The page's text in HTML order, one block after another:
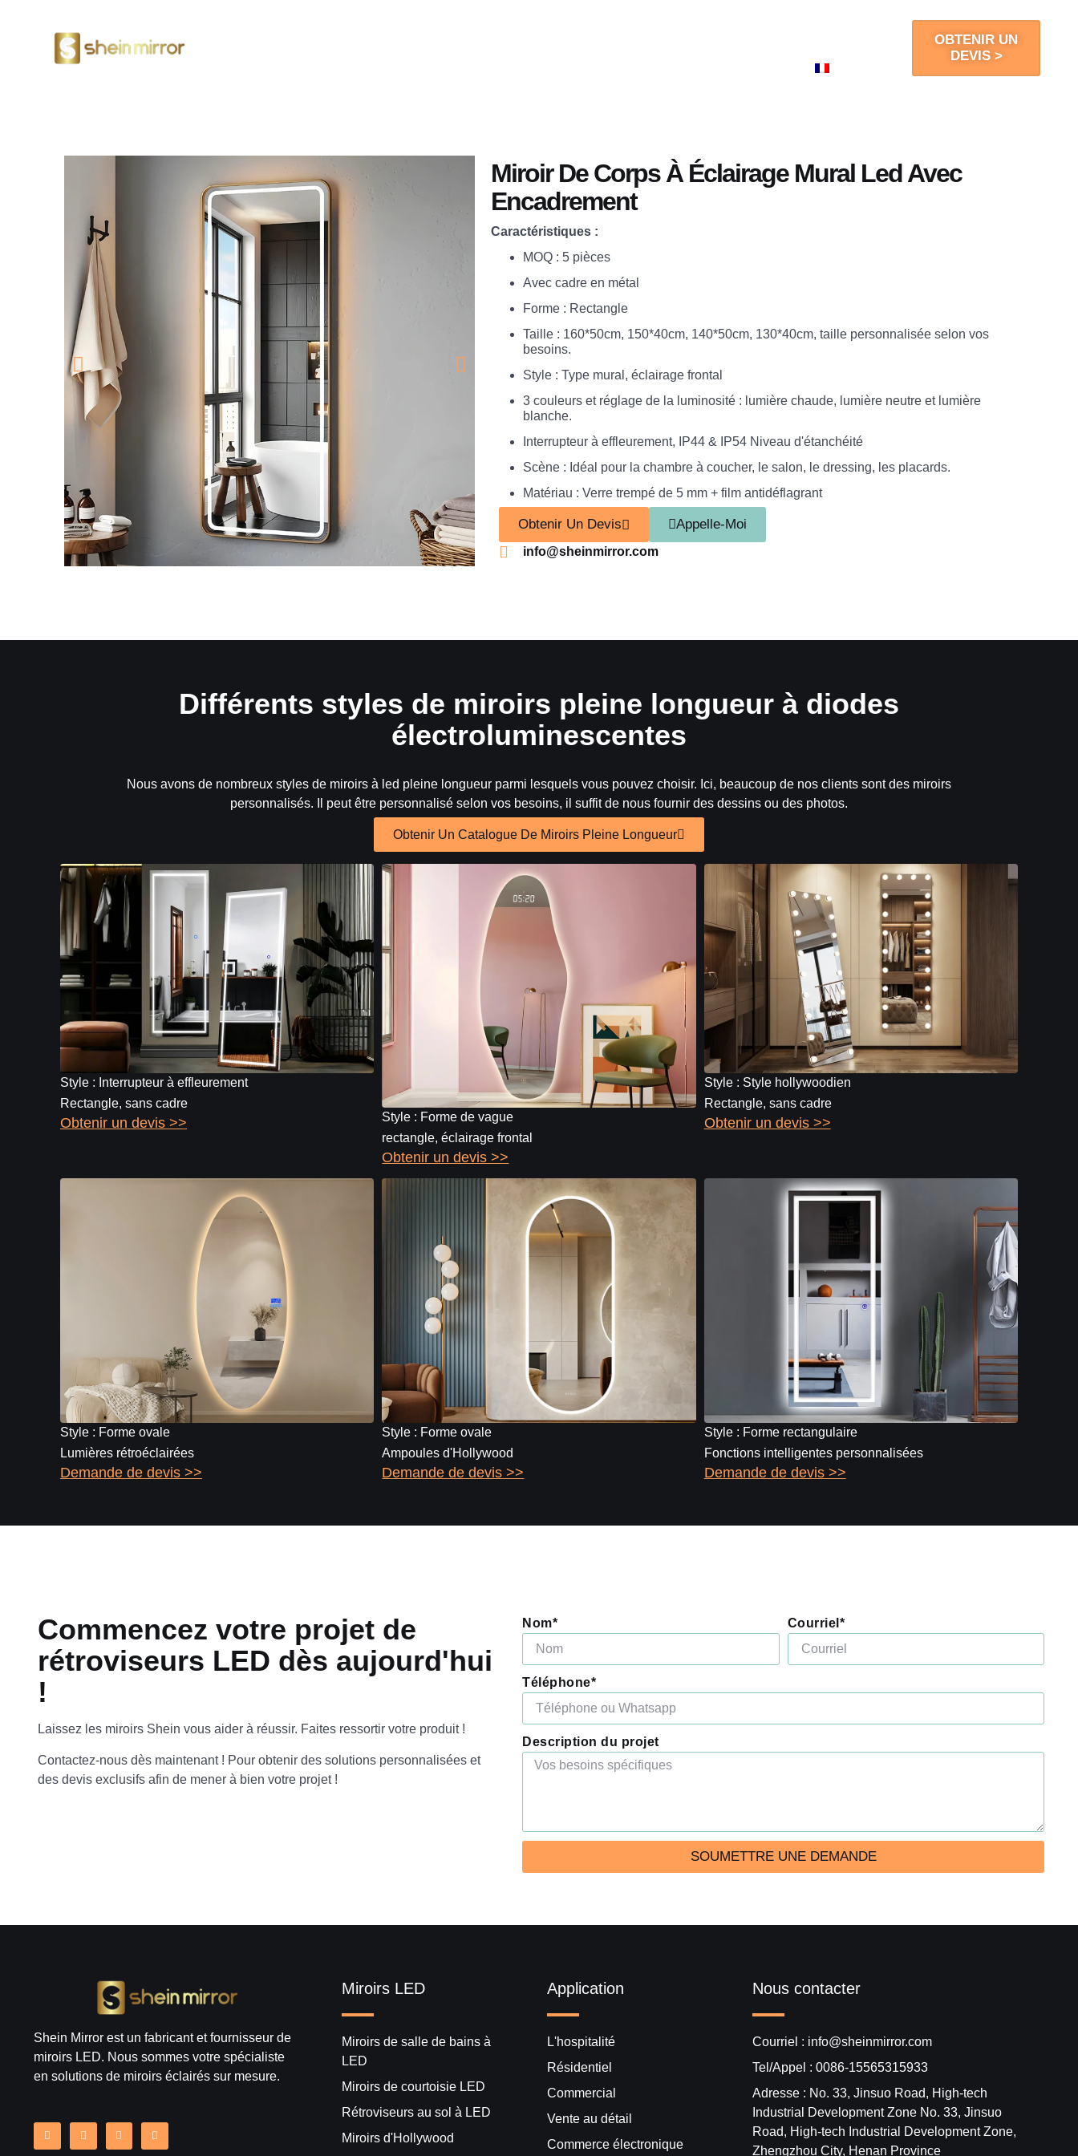
OBTENIR UN
DEVIS >
Miroir De Corps À Éclairage Mural Led Avec
Encadrement
Caractéristiques :
MOQ : 5 pièces
Avec cadre en métal
Forme : Rectangle
Taille : 160*50cm, 150*40cm, 140*50cm, 130*40cm, taille personnalisée selon vos
besoins.
Style : Type mural, éclairage frontal
3 couleurs et réglage de la luminosité : lumière chaude, lumière neutre et lumière
blanche.
Interrupteur à effleurement, IP44 & IP54 Niveau d'étanchéité
Scène : Idéal pour la chambre à coucher, le salon, le dressing, les placards.
Matériau : Verre trempé de 5 mm + film antidéflagrant
Obtenir Un Devis Appelle-Moi
info@sheinmirror.com
Différents styles de miroirs pleine longueur à diodes
électroluminescentes
Nous avons de nombreux styles de miroirs à led pleine longueur parmi lesquels vous pouvez choisir. Ici, beaucoup de nos clients sont des miroirs
personnalisés. Il peut être personnalisé selon vos besoins, il suffit de nous fournir des dessins ou des photos.
Obtenir Un Catalogue De Miroirs Pleine Longueur
Style : Interrupteur à effleurement
Rectangle, sans cadre
Obtenir un devis >>
Style : Forme de vague
rectangle, éclairage frontal
Obtenir un devis >>
Style : Style hollywoodien
Rectangle, sans cadre
Obtenir un devis >>
Style : Forme ovale
Lumières rétroéclairées
Demande de devis >>
Style : Forme ovale
Ampoules d'Hollywood
Demande de devis >>
Style : Forme rectangulaire
Fonctions intelligentes personnalisées
Demande de devis >>
Commencez votre projet de
rétroviseurs LED dès aujourd'hui
!
Laissez les miroirs Shein vous aider à réussir. Faites ressortir votre produit !
Contactez-nous dès maintenant ! Pour obtenir des solutions personnalisées et
des devis exclusifs afin de mener à bien votre projet !
Nom* Courriel*
Téléphone*
Description du projet
SOUMETTRE UNE DEMANDE
Shein Mirror est un fabricant et fournisseur de
miroirs LED. Nous sommes votre spécialiste
en solutions de miroirs éclairés sur mesure.
Miroirs LED
Miroirs de salle de bains à
LED
Miroirs de courtoisie LED
Rétroviseurs au sol à LED
Miroirs d'Hollywood
Application
L'hospitalité
Résidentiel
Commercial
Vente au détail
Commerce électronique
Nous contacter
Courriel : info@sheinmirror.com
Tel/Appel : 0086-15565315933
Adresse : No. 33, Jinsuo Road, High-tech
Industrial Development Zone No. 33, Jinsuo
Road, High-tech Industrial Development Zone,
Zhengzhou City, Henan Province